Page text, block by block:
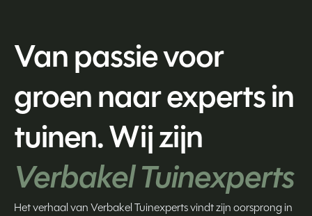
Van passie voor
groen naar experts in
tuinen. Wij zijn
Verbakel Tuinexperts
Het verhaal van Verbakel Tuinexperts vindt zijn oorsprong in